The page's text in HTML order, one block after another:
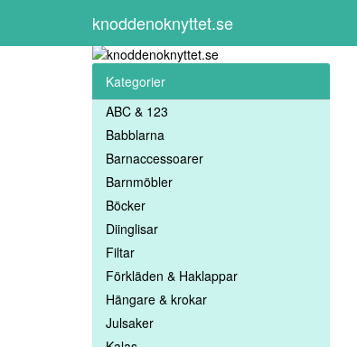
knoddenoknyttet.se
Kategorier
ABC & 123
Babblarna
Barnaccessoarer
Barnmöbler
Böcker
Diinglisar
Filtar
Förkläden & Haklappar
Hängare & krokar
Julsaker